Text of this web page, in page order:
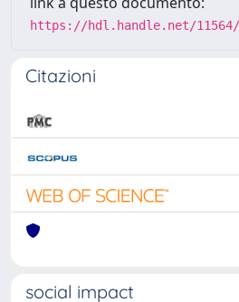
https://hdl.handle.net/11564/
Citazioni
social impact